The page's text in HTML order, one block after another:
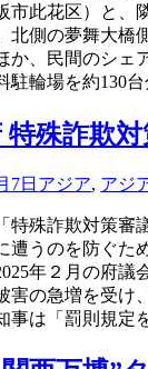
市此花区）と、
北側の夢舞大橋
か、民間のシェ
駐輪場を約130
特殊詐欺
7日 アジア, アジ
特殊詐欺対策審
遭うのを防ぐた
年２月の府議
害の急増を受け
事は「罰則規定